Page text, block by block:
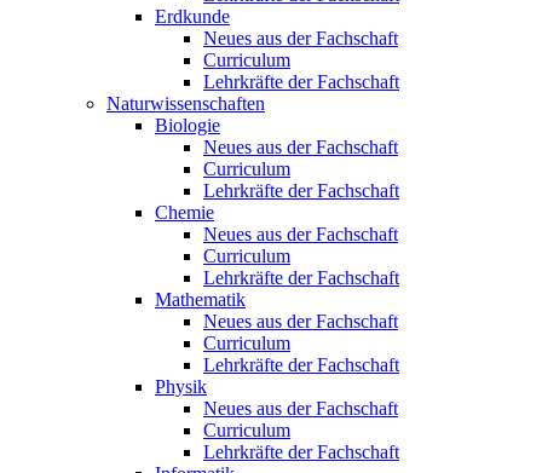
Erdkunde
Neues aus der Fachschaft
Curriculum
Lehrkräfte der Fachschaft
Naturwissenschaften
Biologie
Neues aus der Fachschaft
Curriculum
Lehrkräfte der Fachschaft
Chemie
Neues aus der Fachschaft
Curriculum
Lehrkräfte der Fachschaft
Mathematik
Neues aus der Fachschaft
Curriculum
Lehrkräfte der Fachschaft
Physik
Neues aus der Fachschaft
Curriculum
Lehrkräfte der Fachschaft